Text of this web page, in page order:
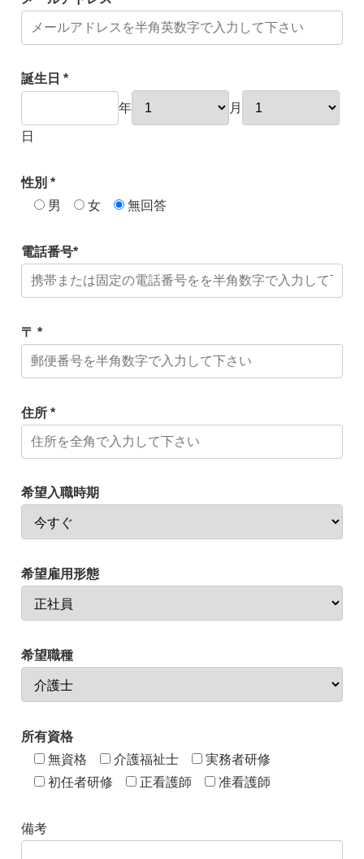
誕生日 *
年 月
日
性別 *
男
女 無回答
電話番号*
〒 *
住所 *
希望入職時期
希望雇用形態
希望職種
所有資格
無資格
介護福祉士
実務者研修
初任者研修
正看護師 准看護師
備考